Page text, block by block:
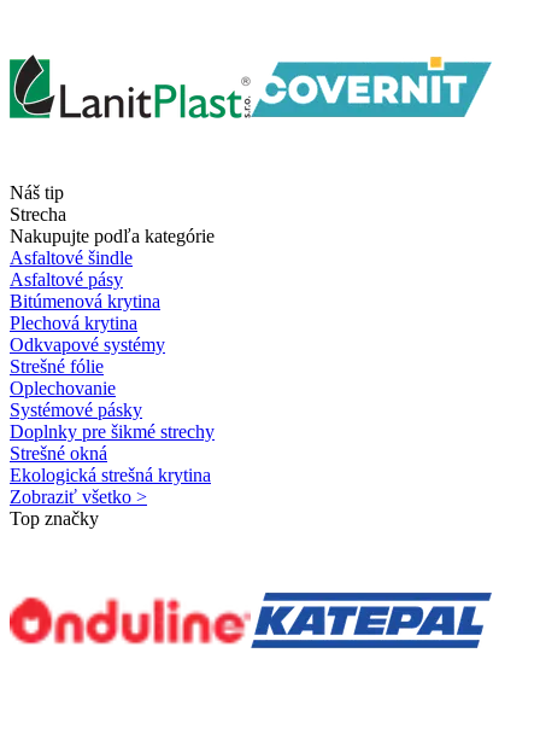
Náš tip
Strecha
Nakupujte podľa kategórie
Asfaltové šindle
Asfaltové pásy
Bitúmenová krytina
Plechová krytina
Odkvapové systémy
Strešné fólie
Oplechovanie
Systémové pásky
Doplnky pre šikmé strechy
Strešné okná
Ekologická strešná krytina
Zobraziť všetko >
Top značky